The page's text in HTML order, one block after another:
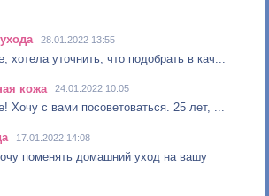
28.01.2022 13:55
хотела уточнить, что подобрать в кач...
кожа 24.01.2022 10:05
Хочу с вами посоветоваться. 25 лет, ...
17.01.2022 14:08
поменять домашний уход на вашу